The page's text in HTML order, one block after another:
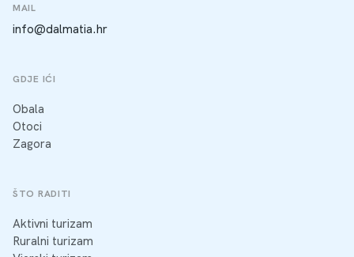
MAIL
info@dalmatia.hr
GDJE IĆI
Obala
Otoci
Zagora
ŠTO RADITI
Aktivni turizam
Ruralni turizam